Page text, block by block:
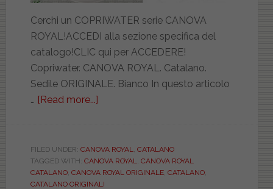
Cerchi un COPRIWATER serie CANOVA
ROYAL!ACCEDI alla sezione specifica del
catalogo!CLIC qui per ACCEDERE!
Copriwater. CANOVA ROYAL. Catalano.
Sedile ORIGINALE. Bianco In questo articolo
… [Read more...]
ROYAL.
ORIGINALE.
CAT5SSST00
FILED UNDER: CANOVA ROYAL, CATALANO
TAGGED WITH: CANOVA ROYAL, CANOVA ROYAL
CATALANO, CANOVA ROYAL ORIGINALE, CATALANO,
CATALANO ORIGINALI